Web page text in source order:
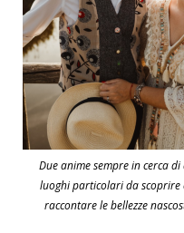
Due anime sempre in cerca
luoghi particolari da scoprire
raccontare le bellezze